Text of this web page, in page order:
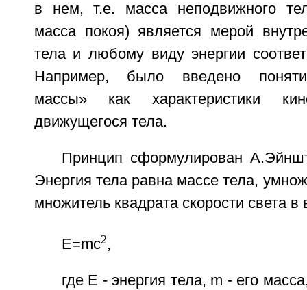
в нем, т.е. масса неподвижного
масса покоя) является мерой
тела и любому виду энергии
Например, было введено
массы» как характеристики
движущегося тела.
Принцип сформулирован
Энергия тела равна массе тела,
множитель квадрата скорости света в
Е=mc2,
где Е - энергия тела, m - его